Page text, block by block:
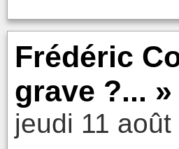
Frédéric
grave ?...
jeudi 11